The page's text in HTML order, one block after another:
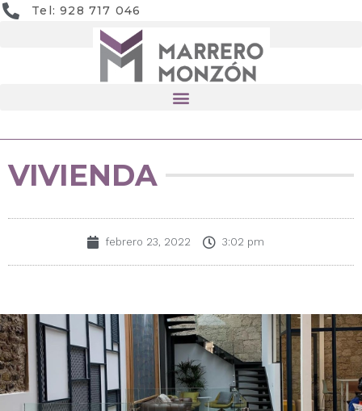
Tel: 928 717 046
VIVIENDA
febrero 23, 2022 3:02 pm